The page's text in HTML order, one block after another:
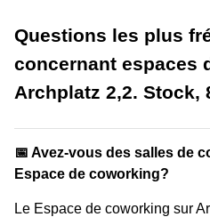
Questions les plus
concernant espaces
Archplatz 2,2. Stock,
📅 Avez-vous des salles de
Espace de coworking?
Le Espace de coworking sur